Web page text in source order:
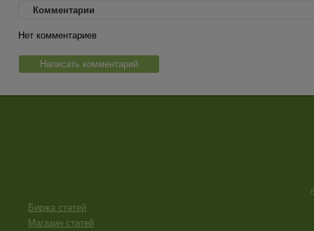
Комментарии
Нет комментариев
Написать комментарий
Биржа статей
Магазин статей